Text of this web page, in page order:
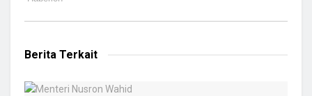
Berita Terkait